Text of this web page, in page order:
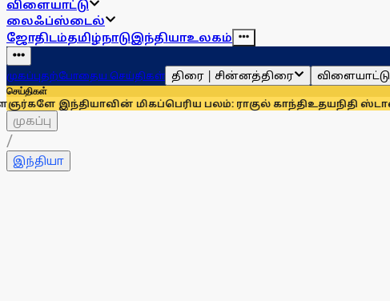
விளையாட்டு
லைஃப்ஸ்டைல்
ஜோதிடம்தமிழ்நாடுஇந்தியாஉலகம்
முகப்புதற்போதைய செய்திகள் திரை | சின்னத்திரை விளையாட்டு
செய்திகள்
மிகப்பெரிய பலம்: ராகுல் காந்திஉதயநிதி ஸ்டாலினைச்
முகப்பு
/
இந்தியா